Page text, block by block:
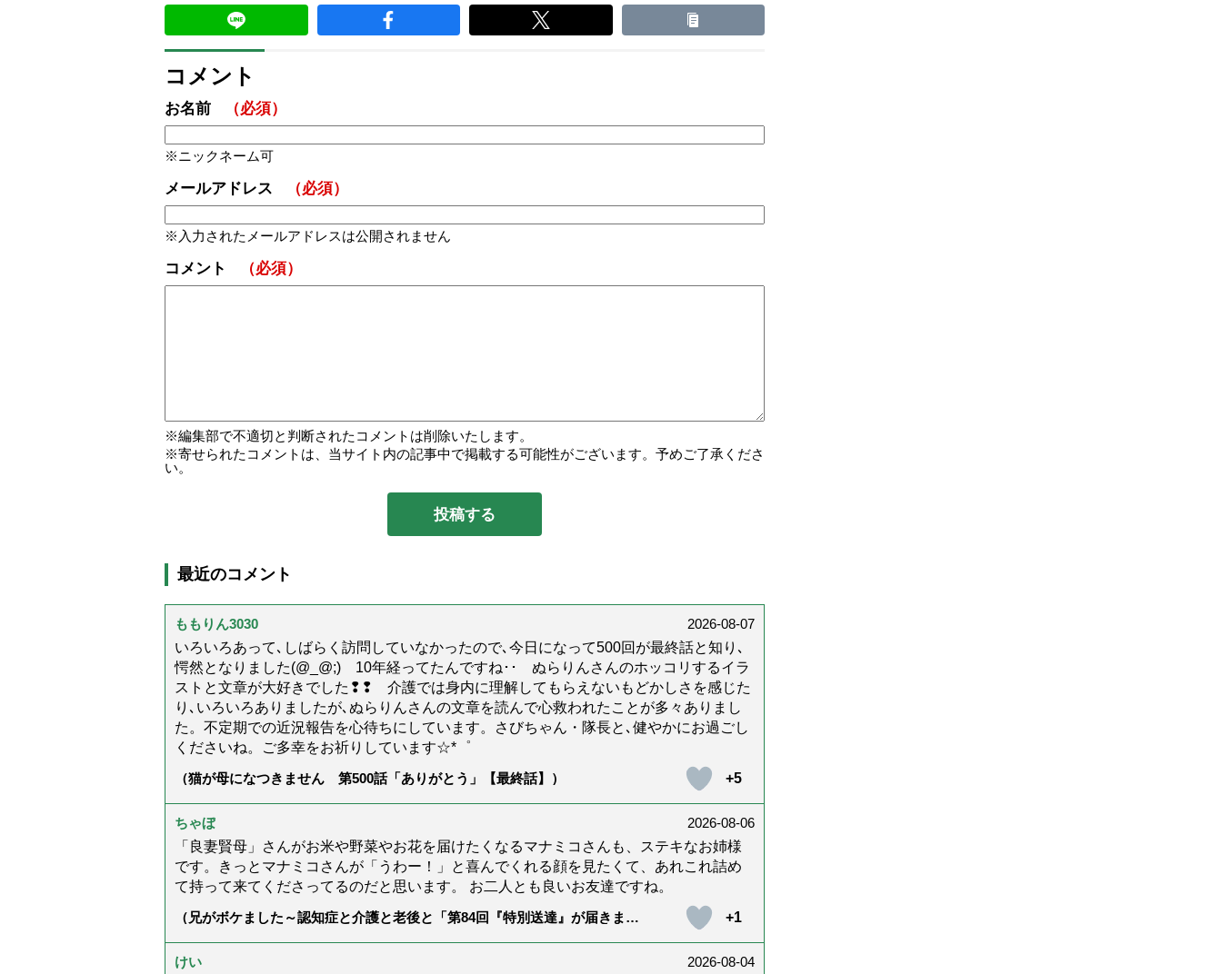
コメント
お名前 （必須）
ニックネーム可
メールアドレス （必須）
入力されたメールアドレスは公開されません
コメント （必須）
編集部で不適切と判断されたコメントは削除いたします。
寄せられたコメントは、当サイト内の記事中で掲載する可能性がございます。予めご了承くださ
い。
最近のコメント
ももりん3030
2026-08-07
いろいろあって､しばらく訪問していなかったので､今日になって500回が最終話と知り､
愕然となりました(@_@;) 10年経ってたんですね･･ ぬらりんさんのホッコリするイラ
ストと文章が大好きでした❢❢ 介護では身内に理解してもらえないもどかしさを感じた
り､いろいろありましたが､ぬらりんさんの文章を読んで心救われたことが多々ありまし
た。不定期での近況報告を心待ちにしています。さびちゃん・隊長と､健やかにお過ごし
くださいね。ご多幸をお祈りしています☆*゜
（猫が母になつきません 第500話「ありがとう」【最終話】）
+5
ちゃぼ
2026-08-06
「良妻賢母」さんがお米や野菜やお花を届けたくなるマナミコさんも、ステキなお姉様
です。きっとマナミコさんが「うわー！」と喜んでくれる顔を見たくて、あれこれ詰め
て持って来てくださってるのだと思います。 お二人とも良いお友達ですね。
（兄がボケました～認知症と介護と老後と「第84回『特別送達』が届きまし
+1
けい 2026-08-04